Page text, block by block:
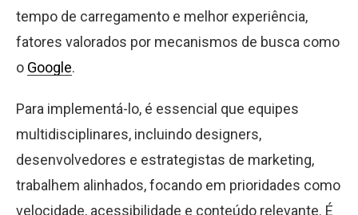
tempo de carregamento e melhor experiência,
fatores valorados por mecanismos de busca como
o Google.
Para implementá-lo, é essencial que equipes
multidisciplinares, incluindo designers,
desenvolvedores e estrategistas de marketing,
trabalhem alinhados, focando em prioridades como
velocidade, acessibilidade e conteúdo relevante. É